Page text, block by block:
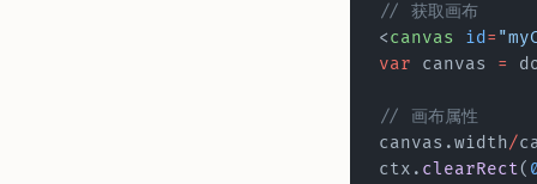
// 获取画布
<canvas id =
var canvas =
// 画布属性
canvas.width/
ctx. clearRect(